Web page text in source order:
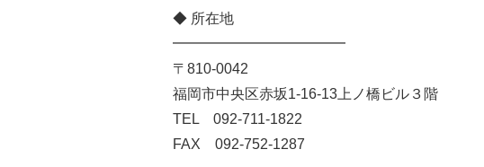
◆ 所在地
━━━━━━━━━━━━
〒810-0042
福岡市中央区赤坂1-16-13上ノ橋ビル３階
TEL 092-711-1822
FAX 092-752-1287